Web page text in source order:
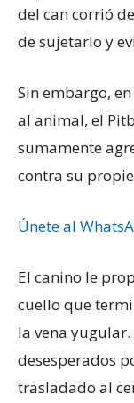
del can corrió
de sujetarlo y
Sin embargo,
al animal, el
sumamente
contra su
Únete al
El canino le
cuello que
la vena yugular.
desesperados
trasladado al